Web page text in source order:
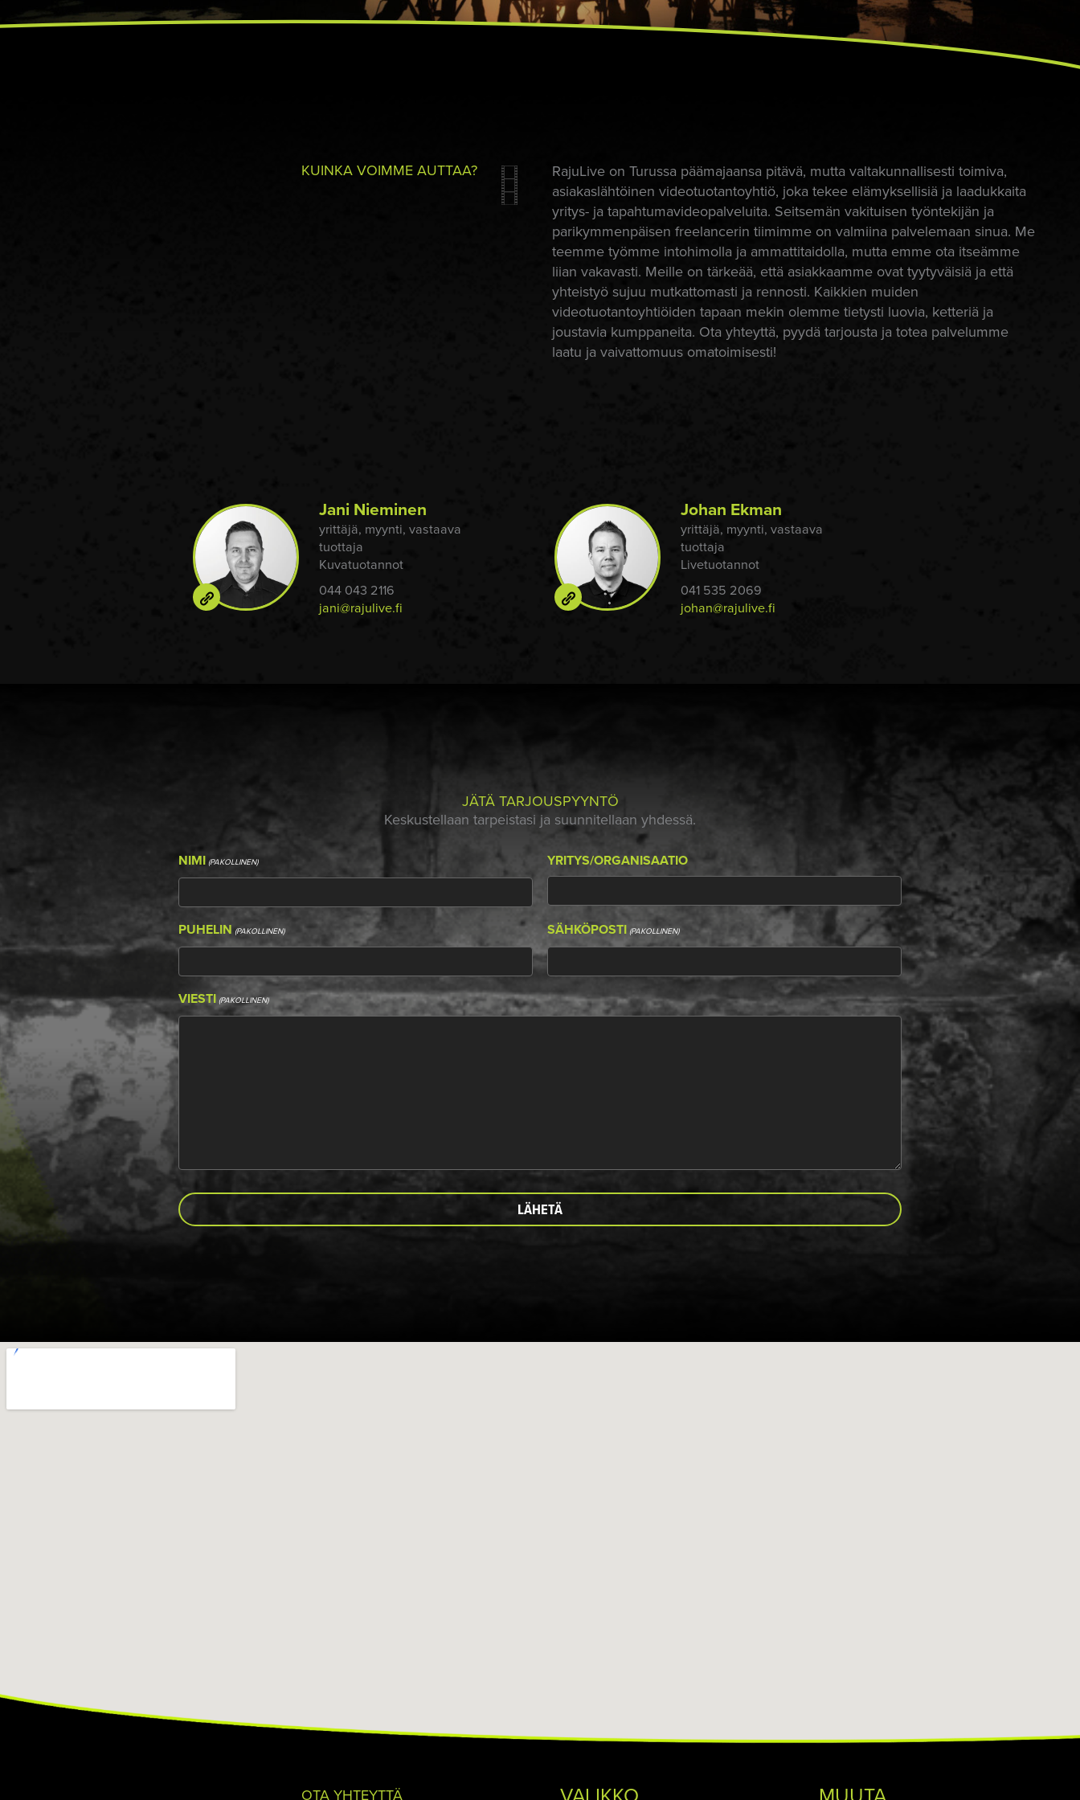
KUINKA VOIMME AUTTAA?
RajuLive on Turussa päämajaansa pitävä, mutta valtakunnallisesti toimiva,
asiakaslähtöinen videotuotantoyhtiö, joka tekee elämyksellisiä ja laadukkaita
yritys- ja tapahtumavideopalveluita. Seitsemän vakituisen työntekijän ja
parikymmenpäisen freelancerin tiimimme on valmiina palvelemaan sinua. Me
teemme työmme intohimolla ja ammattitaidolla, mutta emme ota itseämme
liian vakavasti. Meille on tärkeää, että asiakkaamme ovat tyytyväisiä ja että
yhteistyö sujuu mutkattomasti ja rennosti. Kaikkien muiden
videotuotantoyhtiöiden tapaan mekin olemme tietysti luovia, ketteriä ja
joustavia kumppaneita. Ota yhteyttä, pyydä tarjousta ja totea palvelumme
laatu ja vaivattomuus omatoimisesti!
Jani Nieminen
yrittäjä, myynti, vastaava
tuottaja
Kuvatuotannot
044 043 2116
jani@rajulive.fi
Johan Ekman
yrittäjä, myynti, vastaava
tuottaja
Livetuotannot
041 535 2069
johan@rajulive.fi
JÄTÄ TARJOUSPYYNTÖ
Keskustellaan tarpeistasi ja suunnitellaan yhdessä.
NIMI (PAKOLLINEN) YRITYS/ORGANISAATIO
PUHELIN (PAKOLLINEN) SÄHKÖPOSTI (PAKOLLINEN)
VIESTI (PAKOLLINEN)
CAPTCHA
OTA YHTEYTTÄ